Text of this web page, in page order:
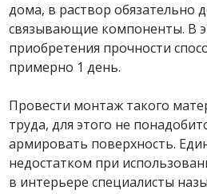
дома, в раствор обязательно
связывающие компоненты. В
приобретения прочности
примерно 1 день.
Провести монтаж такого
труда, для этого не
армировать поверхность.
недостатком при
в интерьере специалисты